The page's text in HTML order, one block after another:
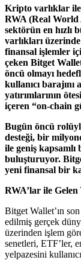
Kripto varlıklar ile
RWA (Real World
sektörün en hızlı
varlıkları
finansal işlemler
çeken Bitget
öncü olmayı
kullanıcı
yatırımlarının
içeren “on-chain
Bugün öncü
desteği, bir
ile geniş
buluşturuyor.
yeni finansal bir
RWA’lar ile
Bitget Wallet’ın
edilmiş gerçek
üzerinden işlem
senetleri, ETF’ler,
yelpazesini